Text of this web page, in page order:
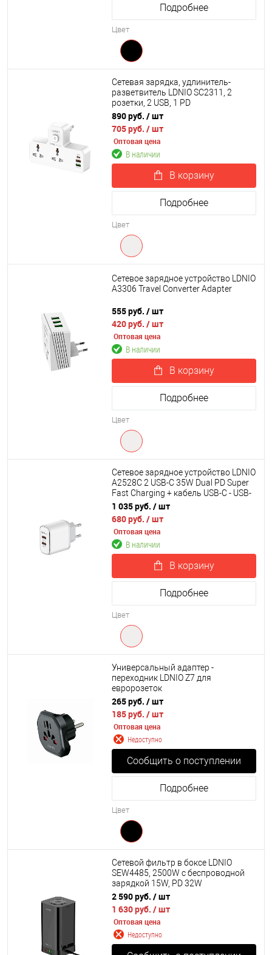
Подробнее
Цвет
Cетевая зарядка, удлинитель-
разветвитель LDNIO SC2311, 2
розетки, 2 USB, 1 PD
890 руб. / шт
705 руб. / шт
Оптовая цена
В наличии
В корзину
Подробнее
Цвет
Сетевое зарядное устройство LDNIO
A3306 Travel Converter Adapter
555 руб. / шт
420 руб. / шт
Оптовая цена
В наличии
В корзину
Подробнее
Цвет
Сетевое зарядное устройство LDNIO
A2528C 2 USB-C 35W Dual PD Super
Fast Charging + кабель USB-C - USB-
C
1 035 руб. / шт
680 руб. / шт
Оптовая цена
В наличии
В корзину
Подробнее
Цвет
Универсальный адаптер -
переходник LDNIO Z7 для
евророзеток
265 руб. / шт
185 руб. / шт
Оптовая цена
Недоступно
Сообщить о поступлении
Подробнее
Цвет
Сетевой фильтр в боксе LDNIO
SEW4485, 2500W с беспроводной
зарядкой 15W, PD 32W
2 590 руб. / шт
1 630 руб. / шт
Оптовая цена
Недоступно